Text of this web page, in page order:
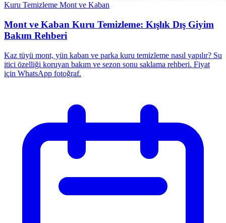
Kuru Temizleme Mont ve Kaban
Mont ve Kaban Kuru Temizleme: Kışlık Dış Giyim
Bakım Rehberi
Kaz tüyü mont, yün kaban ve parka kuru temizleme nasıl yapılır? Su
itici özelliği koruyan bakım ve sezon sonu saklama rehberi. Fiyat
için WhatsApp fotoğraf.